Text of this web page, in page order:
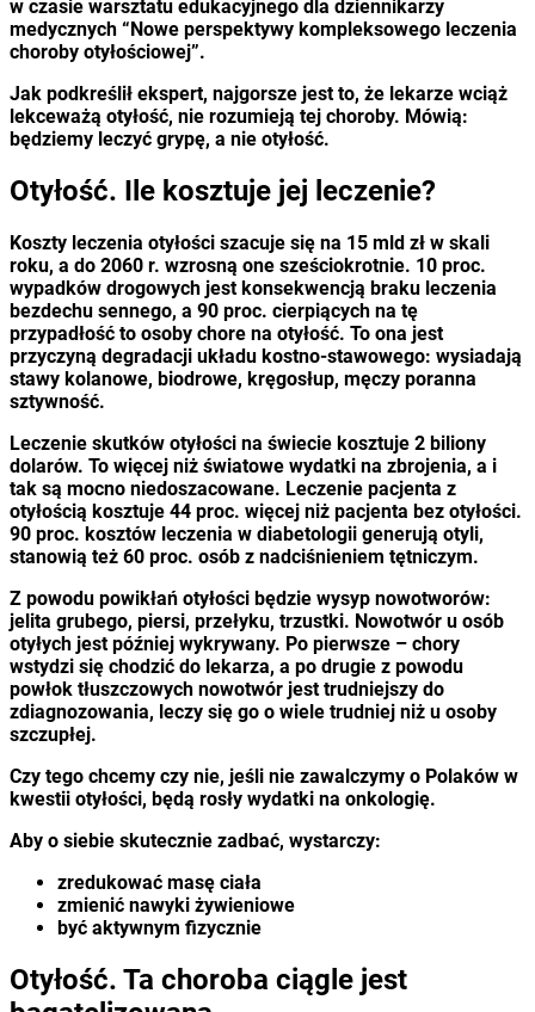
w czasie warsztatu edukacyjnego dla dziennikarzy
medycznych “Nowe perspektywy kompleksowego leczenia
choroby otyłościowej”.
Jak podkreślił ekspert, najgorsze jest to, że lekarze wciąż
lekceważą otyłość, nie rozumieją tej choroby. Mówią:
będziemy leczyć grypę, a nie otyłość.
Otyłość. Ile kosztuje jej leczenie?
Koszty leczenia otyłości szacuje się na 15 mld zł w skali
roku, a do 2060 r. wzrosną one sześciokrotnie. 10 proc.
wypadków drogowych jest konsekwencją braku leczenia
bezdechu sennego, a 90 proc. cierpiących na tę
przypadłość to osoby chore na otyłość. To ona jest
przyczyną degradacji układu kostno-stawowego: wysiadają
stawy kolanowe, biodrowe, kręgosłup, męczy poranna
sztywność.
Leczenie skutków otyłości na świecie kosztuje 2 biliony
dolarów. To więcej niż światowe wydatki na zbrojenia, a i
tak są mocno niedoszacowane. Leczenie pacjenta z
otyłością kosztuje 44 proc. więcej niż pacjenta bez otyłości.
90 proc. kosztów leczenia w diabetologii generują otyli,
stanowią też 60 proc. osób z nadciśnieniem tętniczym.
Z powodu powikłań otyłości będzie wysyp nowotworów:
jelita grubego, piersi, przełyku, trzustki. Nowotwór u osób
otyłych jest później wykrywany. Po pierwsze – chory
wstydzi się chodzić do lekarza, a po drugie z powodu
powłok tłuszczowych nowotwór jest trudniejszy do
zdiagnozowania, leczy się go o wiele trudniej niż u osoby
szczupłej.
Czy tego chcemy czy nie, jeśli nie zawalczymy o Polaków w
kwestii otyłości, będą rosły wydatki na onkologię.
Aby o siebie skutecznie zadbać, wystarczy:
zredukować masę ciała
zmienić nawyki żywieniowe
być aktywnym fizycznie
Otyłość. Ta choroba ciągle jest